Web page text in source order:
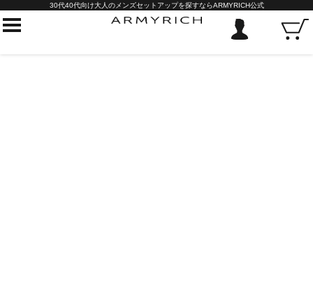
30代40代向け大人のメンズセットアップを探すならARMYRICH公式